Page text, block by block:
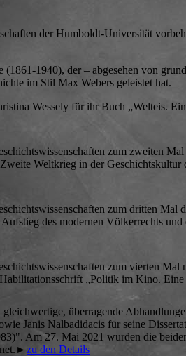
der Humboldt-Universität
1940), der – abgesehen von
im Stil Max Webers geleistet hat.
Wessely für ihr Buch „Welteis.
zum zweiten
Weltkrieg in der Geschichtskultur
zum dritten
des modernen Völkerrechts
zum vierten
„Politik im Kino. Eine
überragende
Janis Nalbadidacis für seine
Am 27. Mai 2021 wurden die
zu den Details